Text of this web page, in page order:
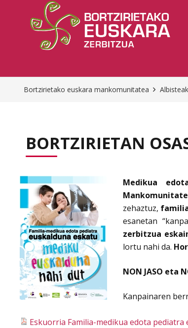
Bortzirietako euskara mankomunitatea Albisteak
BORTZIRIETAN
Medikua
zehaztuz,
esanetan
zerbitzua
lortu nahi da.
NON JASO eta
Kanpainaren
Eskuorria Familia-medikua edota pediatra